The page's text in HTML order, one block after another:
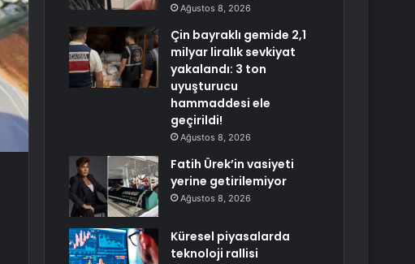
Ağustos 8, 2026
Çin bayraklı gemide 2,1
milyar liralık sevkiyat
yakalandı: 3 ton
uyuşturucu
hammaddesi ele
geçirildi!
Ağustos 8, 2026
Fatih Ürek’in vasiyeti
yerine getirilemiyor
Ağustos 8, 2026
Küresel piyasalarda
teknoloji rallisi